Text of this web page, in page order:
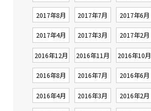
2017年8月 2017年7月 2017年6月
2017年4月 2017年3月 2017年2月
2016年12月 2016年11月 2016年10月
2016年8月 2016年7月 2016年6月
2016年4月 2016年3月 2016年2月